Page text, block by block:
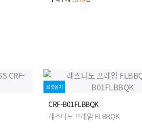
로켓설치
CRF-B01FLBBQK
레스티노 프레임 FLBBQK